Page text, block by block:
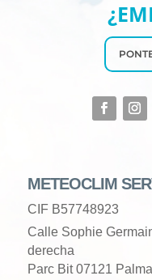
METEOCLIM
CIF B57748923
Calle Sophie
derecha
Parc Bit 07121 Palma